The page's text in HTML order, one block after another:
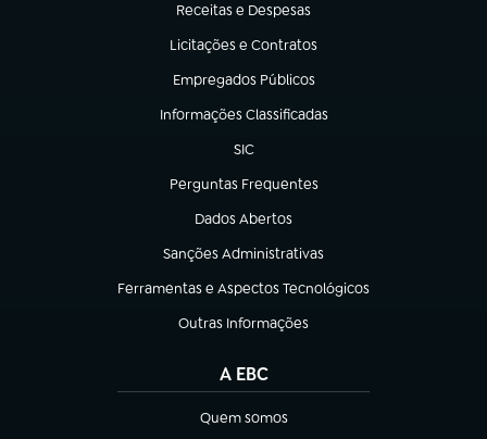
Receitas e Despesas
(abre em nova aba)
Licitações e Contratos
(abre em nova aba)
Empregados Públicos
(abre em nova aba)
Informações Classificadas
(abre em nova aba)
SIC
(abre em nova aba)
Perguntas Frequentes
(abre em nova aba)
Dados Abertos
(abre em nova aba)
Sanções Administrativas
(abre em nova aba)
Ferramentas e Aspectos Tecnológicos
(abre em nova aba)
Outras Informações
(abre em nova aba)
A EBC
Quem somos
(abre em nova aba)